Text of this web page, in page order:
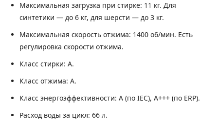
Максимальная загрузка при стирке: 11 кг. Для
синтетики — до 6 кг, для шерсти — до 3 кг.
Максимальная скорость отжима: 1400 об/мин. Есть
регулировка скорости отжима.
Класс стирки: A.
Класс отжима: A.
Класс энергоэффективности: A (по IEC), A+++ (по ERP).
Расход воды за цикл: 66 л.